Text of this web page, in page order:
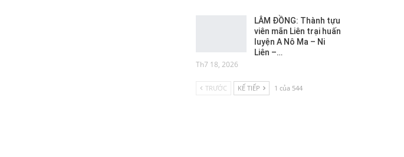
LÂM ĐỒNG: Thành tựu
viên mãn Liên trại huấn
luyện A Nô Ma – Ni
Liên –…
Th7 18, 2026
TRƯỚC KẾ TIẾP 1 của 544